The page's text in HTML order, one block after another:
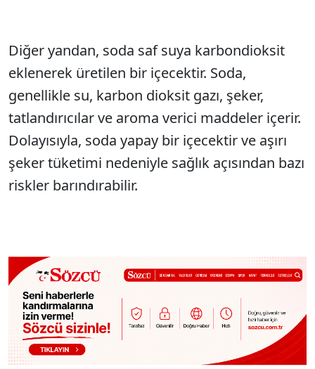
Diğer yandan, soda saf suya karbondioksit
eklenerek üretilen bir içecektir. Soda,
genellikle su, karbon dioksit gazı, şeker,
tatlandırıcılar ve aroma verici maddeler içerir.
Dolayısıyla, soda yapay bir içecektir ve aşırı
şeker tüketimi nedeniyle sağlık açısından bazı
riskler barındırabilir.